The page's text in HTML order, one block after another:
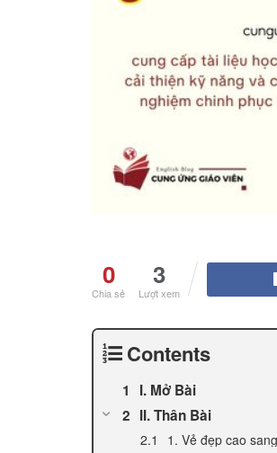
0
Chia sẻ
3
Lượt xem
Contents
I. Mở Bài
II. Thân Bài
1. Vẻ đẹp cao